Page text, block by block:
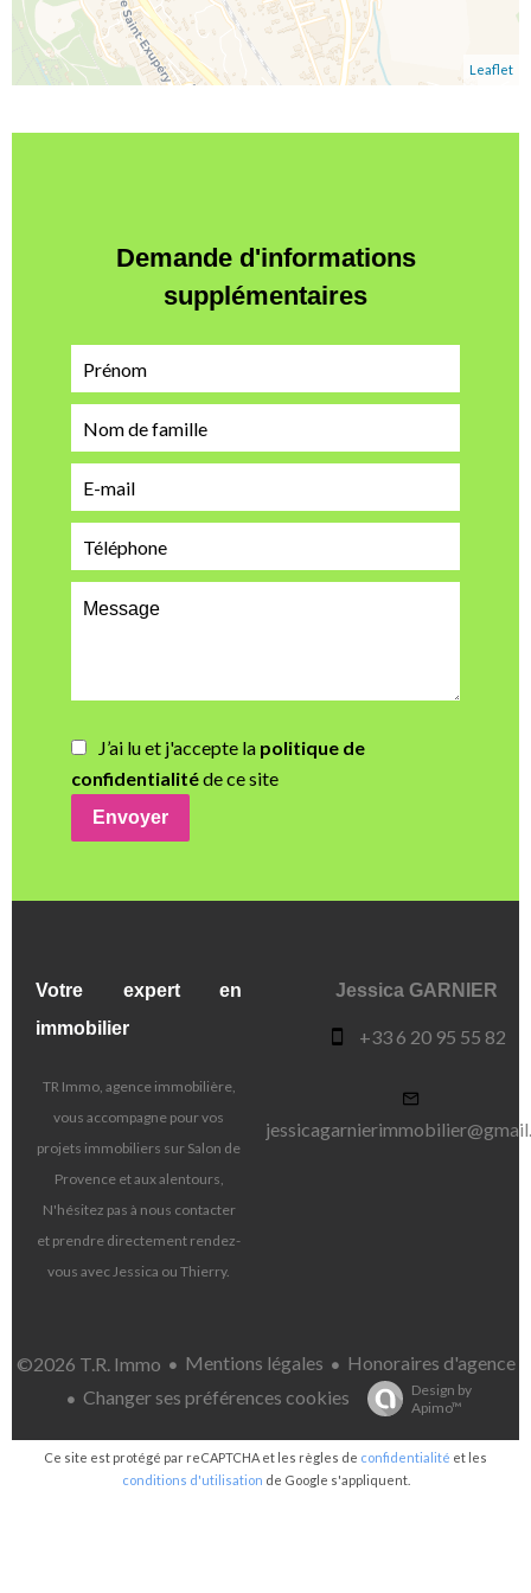
Leaflet
Demande d'informations
supplémentaires
J’ai lu et j'accepte la politique de
confidentialitéde ce site
Envoyer
Votre expert en
immobilier
TR Immo, agence immobilière,
vous accompagne pour vos
projets immobiliers sur Salon de
Provence et aux alentours,
N'hésitez pas à nous contacter
et prendre directement rendez-
vous avec Jessica ou Thierry.
Jessica GARNIER
+33 6 20 95 55 82
©2026 T.R. Immo Mentions légales
Honoraires d'agence
Changer ses préférences cookies
Design by
Apimo™
Ce site est protégé par reCAPTCHA et les règles de confidentialité et les
conditions d'utilisation de Google s'appliquent.